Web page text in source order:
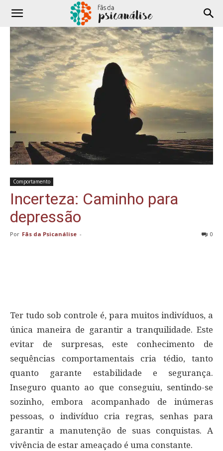
Comportamento
Incerteza: Caminho para
depressão
Por Fãs da Psicanálise - 0
Ter tudo sob controle é, para muitos indivíduos, a
única maneira de garantir a tranquilidade. Este
evitar de surpresas, este conhecimento de
sequências comportamentais cria tédio, tanto
quanto garante estabilidade e segurança.
Inseguro quanto ao que conseguiu, sentindo-se
sozinho, embora acompanhado de inúmeras
pessoas, o indivíduo cria regras, senhas para
garantir a manutenção de suas conquistas. A
vivência de estar ameaçado é uma constante.